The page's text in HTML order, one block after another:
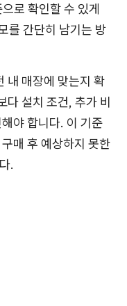
로 확인할 수 있게
를 간단히 남기는 방
내 매장에 맞는지 확
다 설치 조건, 추가 비
야 합니다. 이 기준
매 후 예상하지 못한
.